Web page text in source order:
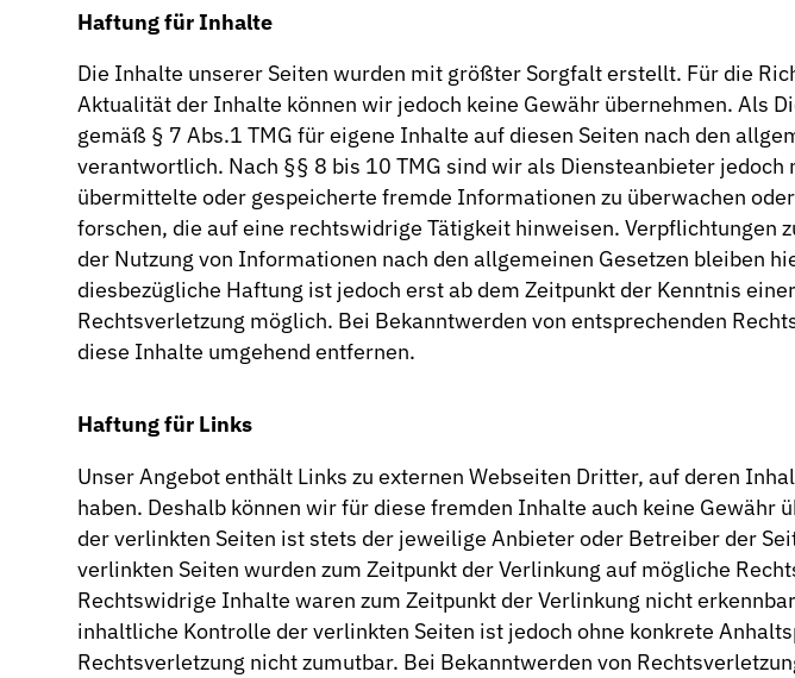
Haftung für Inhalte
Die Inhalte unserer Seiten wurden mit größter Sorgfalt erstellt. Für die
Aktualität der Inhalte können wir jedoch keine Gewähr übernehmen. Als
gemäß § 7 Abs.1 TMG für eigene Inhalte auf diesen Seiten nach den
verantwortlich. Nach §§ 8 bis 10 TMG sind wir als Diensteanbieter
übermittelte oder gespeicherte fremde Informationen zu überwachen
forschen, die auf eine rechtswidrige Tätigkeit hinweisen. Verpflichtungen
der Nutzung von Informationen nach den allgemeinen Gesetzen bleiben
diesbezügliche Haftung ist jedoch erst ab dem Zeitpunkt der Kenntnis
Rechtsverletzung möglich. Bei Bekanntwerden von entsprechenden
diese Inhalte umgehend entfernen.
Haftung für Links
Unser Angebot enthält Links zu externen Webseiten Dritter, auf deren
haben. Deshalb können wir für diese fremden Inhalte auch keine Gewähr
der verlinkten Seiten ist stets der jeweilige Anbieter oder Betreiber der
verlinkten Seiten wurden zum Zeitpunkt der Verlinkung auf mögliche
Rechtswidrige Inhalte waren zum Zeitpunkt der Verlinkung nicht
inhaltliche Kontrolle der verlinkten Seiten ist jedoch ohne konkrete
Rechtsverletzung nicht zumutbar. Bei Bekanntwerden von